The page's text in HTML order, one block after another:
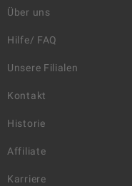
Über uns
Hilfe/ FAQ
Unsere Filialen
Kontakt
Historie
Affiliate
Karriere